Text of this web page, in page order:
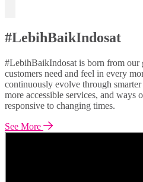
#LebihBaikIndosat
#LebihBaikIndosat is born from our
customers need and feel in every
continuously evolve through
more accessible services, and
responsive to changing times.
See More